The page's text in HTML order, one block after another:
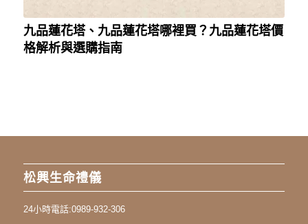
九品蓮花塔、九品蓮花塔哪裡買？九品蓮花塔價
格解析與選購指南
松興生命禮儀
24小時電話:0989-932-306